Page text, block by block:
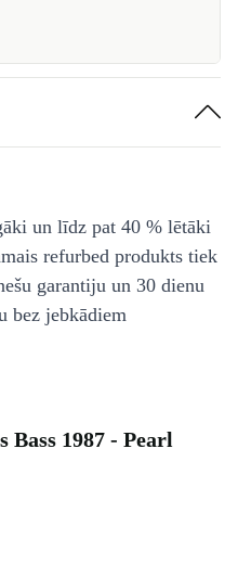
un līdz pat 40 % lētāki
refurbed produkts tiek
garantiju un 30 dienu
bez jebkādiem
Bass 1987 - Pearl